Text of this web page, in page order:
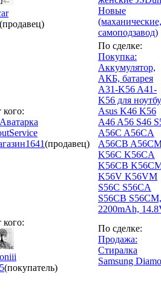
(продавец)
Новые
(маханические,
самоподзавод)
кого:
1641(продавец)
По сделке:
Покупка:
Аккумулятор,
АКБ, батарея
A31-K56 A41-
K56 для
Asus K46 K56
A46 A56 S46
A56C A56CA
A56CB
K56C K56CA
K56CB
K56V K56VM
S56C S56CA
S56CB S56CM,
2200mAh,
кого:
(покупатель)
По сделке:
Продажа:
Стиралка
Samsung